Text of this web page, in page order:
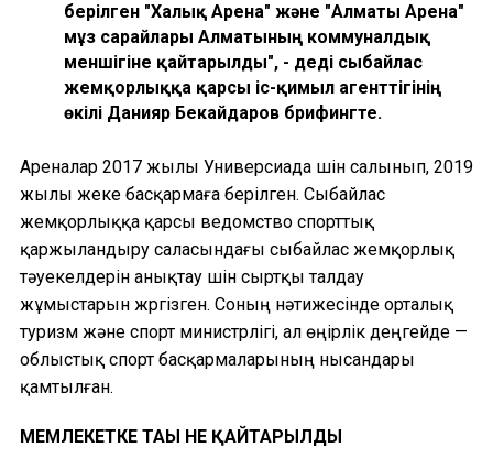
берілген "Халық Арена" және "Алматы Арена"
мұз сарайлары Алматының коммуналдық
меншігіне қайтарылды", - деді сыбайлас
жемқорлыққа қарсы іс-қимыл агенттігінің
өкілі Данияр Бекайдаров брифингте.
Ареналар 2017 жылы Универсиада үшін салынып, 2019
жылы жеке басқармаға берілген. Сыбайлас
жемқорлыққа қарсы ведомство спорттық
қаржыландыру саласындағы сыбайлас жемқорлық
тәуекелдерін анықтау үшін сыртқы талдау
жұмыстарын жүргізген. Соның нәтижесінде орталық
туризм және спорт министрлігі, ал өңірлік деңгейде —
облыстық спорт басқармаларының нысандары
қамтылған.
МЕМЛЕКЕТКЕ ТАҒЫ НЕ ҚАЙТАРЫЛДЫ